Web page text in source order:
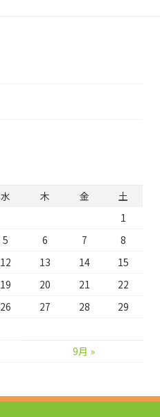
水 木 金
土
1
5 6 7
8
12 13 14
15
19 20 21
22
26 27 28
29
9月 »